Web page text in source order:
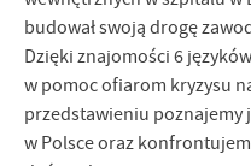
budował swoją drogę
Dzięki znajomości 6
w pomoc ofiarom kryzysu
przedstawieniu poznajemy
w Polsce oraz